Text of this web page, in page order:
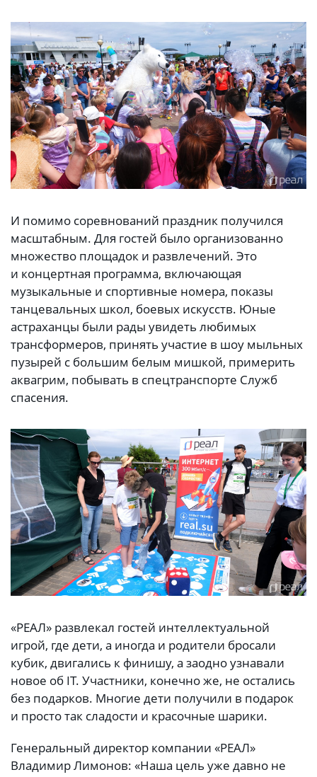
И помимо соревнований праздник получился
масштабным. Для гостей было организованно
множество площадок и развлечений. Это
и концертная программа, включающая
музыкальные и спортивные номера, показы
танцевальных школ, боевых искусств. Юные
астраханцы были рады увидеть любимых
трансформеров, принять участие в шоу мыльных
пузырей с большим белым мишкой, примерить
аквагрим, побывать в спецтранспорте Служб
спасения.
«РЕАЛ» развлекал гостей интеллектуальной
игрой, где дети, а иногда и родители бросали
кубик, двигались к финишу, а заодно узнавали
новое об IT. Участники, конечно же, не остались
без подарков. Многие дети получили в подарок
и просто так сладости и красочные шарики.
Генеральный директор компании «РЕАЛ»
Владимир Лимонов: «Наша цель уже давно не